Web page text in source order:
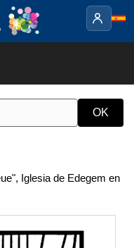
Iglesia de Edegem en